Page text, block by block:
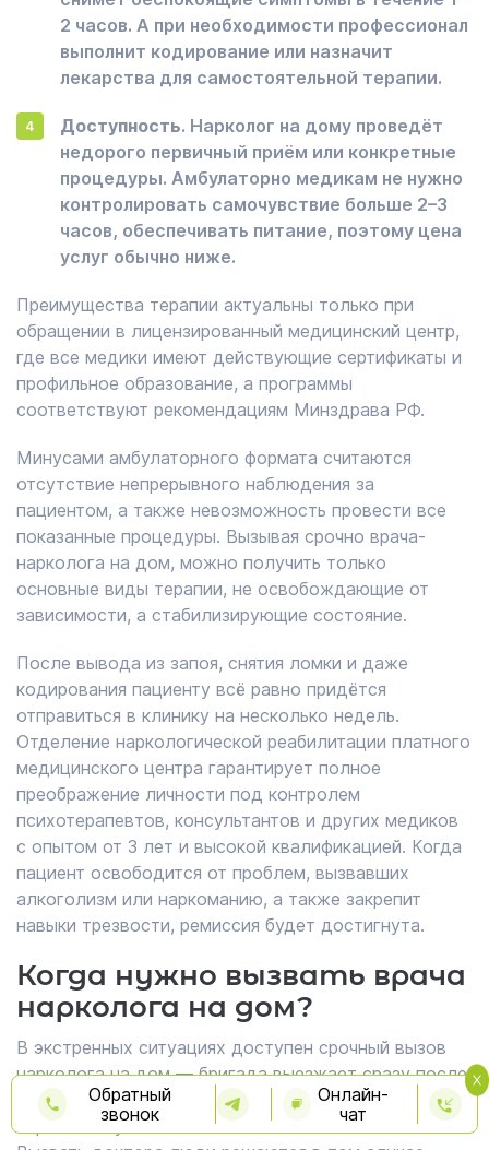
2 часов. А при необходимости профессионал
выполнит кодирование или назначит
лекарства для самостоятельной терапии.
Доступность. Нарколог на дому проведёт
недорого первичный приём или конкретные
процедуры. Амбулаторно медикам не нужно
контролировать самочувствие больше 2–3
часов, обеспечивать питание, поэтому цена
услуг обычно ниже.
Преимущества терапии актуальны только при
обращении в лицензированный медицинский центр,
где все медики имеют действующие сертификаты и
профильное образование, а программы
соответствуют рекомендациям Минздрава РФ.
Минусами амбулаторного формата считаются
отсутствие непрерывного наблюдения за
пациентом, а также невозможность провести все
показанные процедуры. Вызывая срочно врача-
нарколога на дом, можно получить только
основные виды терапии, не освобождающие от
зависимости, а стабилизирующие состояние.
После вывода из запоя, снятия ломки и даже
кодирования пациенту всё равно придётся
отправиться в клинику на несколько недель.
Отделение наркологической реабилитации платного
медицинского центра гарантирует полное
преображение личности под контролем
психотерапевтов, консультантов и других медиков
с опытом от 3 лет и высокой квалификацией. Когда
пациент освободится от проблем, вызвавших
алкоголизм или наркоманию, а также закрепит
навыки трезвости, ремиссия будет достигнута.
Когда нужно вызвать врача
нарколога на дом?
В экстренных ситуациях доступен срочный вызов
нарколога на дом — бригада выезжает сразу после
обращения и оказывает помощь при запое уже в
первые минуты.
Обратный
звонок
Онлайн-
чат